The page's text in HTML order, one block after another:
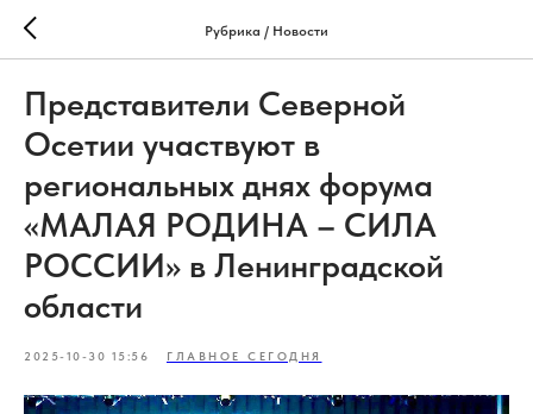
Рубрика / Новости
Представители Северной
Осетии участвуют в
региональных днях форума
«МАЛАЯ РОДИНА – СИЛА
РОССИИ» в Ленинградской
области
2025-10-30 15:56 ГЛАВНОЕ СЕГОДНЯ